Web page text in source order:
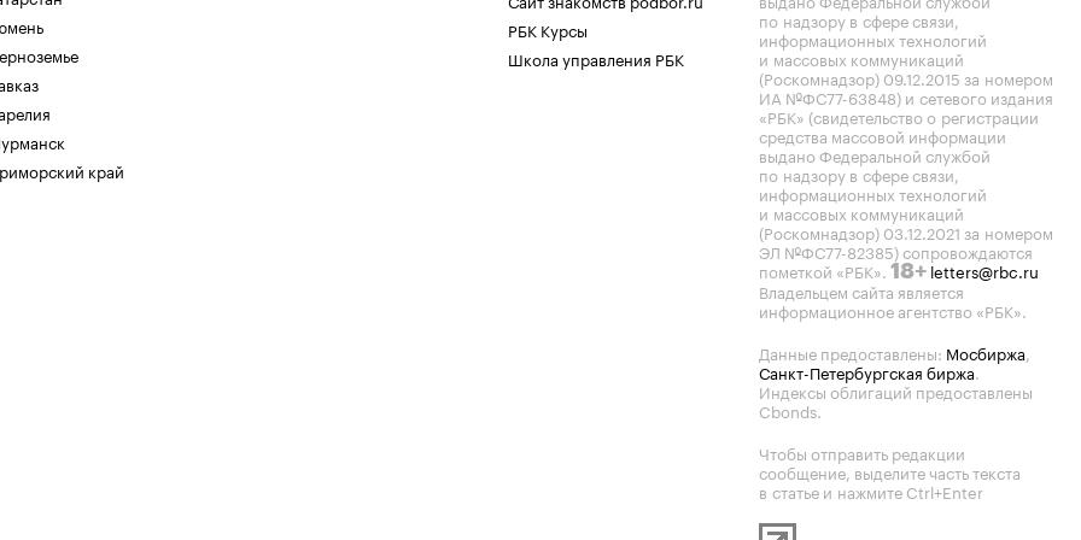
край
РБК Курсы
Школа управления РБК
по надзору в сфере связи,
информационных технологий
и массовых коммуникаций
(Роскомнадзор) 09.12.2015 за номером
ИА №ФС77-63848) и сетевого издания
«РБК» (свидетельство о регистрации
средства массовой информации
выдано Федеральной службой
по надзору в сфере связи,
информационных технологий
и массовых коммуникаций
(Роскомнадзор) 03.12.2021 за номером
ЭЛ №ФС77-82385) сопровождаются
пометкой «РБК». 18+ letters@rbc.ru
Владельцем сайта является
информационное агентство «РБК».
Данные предоставлены: Мосбиржа,
Санкт-Петербургская биржа.
Индексы облигаций предоставлены
Cbonds.
Чтобы отправить редакции
сообщение, выделите часть текста
в статье и нажмите Ctrl+Enter